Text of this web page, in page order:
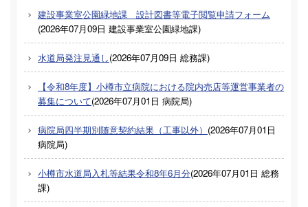
建設事業室公園緑地課 設計図書等電子閲覧申請フォーム
(2026年07月09日 建設事業室公園緑地課)
水道局発注見通し(2026年07月09日 総務課)
【令和8年度】小樽市立病院における院内売店等運営事業者の
募集について(2026年07月01日 病院局)
病院局四半期別随意契約結果（工事以外） (2026年07月01日
病院局)
小樽市水道局入札等結果令和8年6月分(2026年07月01日 総務
課)